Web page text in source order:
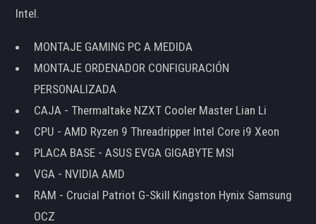
Intel.
MONTAJE GAMING PC A MEDIDA
MONTAJE ORDENADOR CONFIGURACIÓN
PERSONALIZADA
CAJA - Thermaltake NZXT Cooler Master Lian Li
CPU - AMD Ryzen 9 Threadripper Intel Core i9 Xeon
PLACA BASE - ASUS EVGA GIGABYTE MSI
VGA - NVIDIA AMD
RAM - Crucial Patriot G-Skill Kingston Hynix Samsung
OCZ